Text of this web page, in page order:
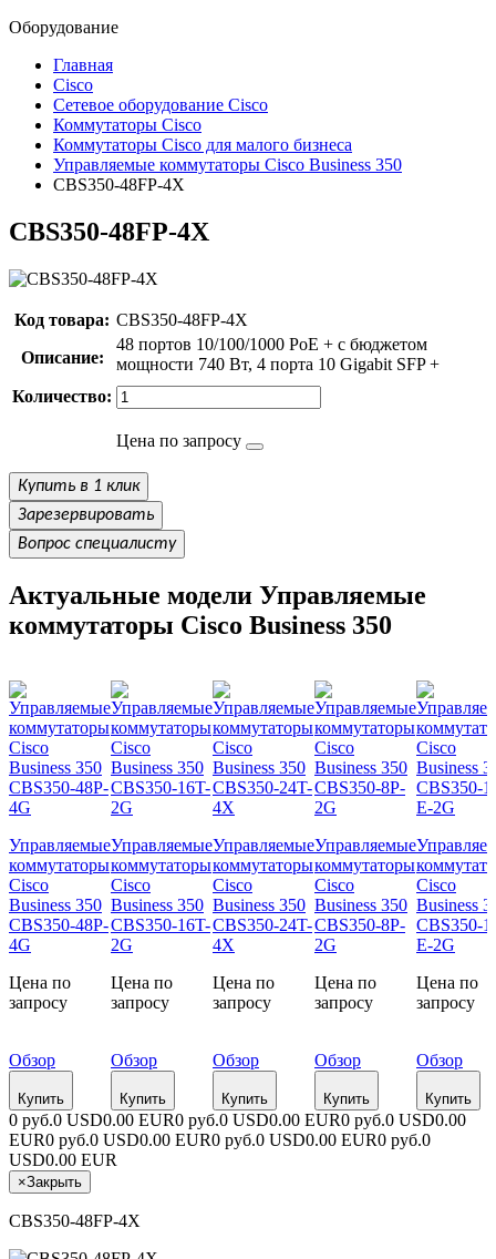
Оборудование
Главная
Cisco
Сетевое оборудование Cisco
Коммутаторы Cisco
Коммутаторы Cisco для малого бизнеса
Управляемые коммутаторы Cisco Business 350
CBS350-48FP-4X
CBS350-48FP-4X
Код товара: CBS350-48FP-4X
Описание:
48 портов 10/100/1000 PoE + с бюджетом
мощности 740 Вт, 4 порта 10 Gigabit SFP +
Количество:
Цена по запросу
Купить в 1 клик
Зарезервировать
Вопрос специалисту
Актуальные модели Управляемые
коммутаторы Cisco Business 350
Управляемые
коммутаторы
Cisco
Business 350
CBS350-48P-
4G
Цена по
запросу
Обзор
Купить
Управляемые
коммутаторы
Cisco
Business 350
CBS350-16T-
2G
Цена по
запросу
Обзор
Купить
Управляемые
коммутаторы
Cisco
Business 350
CBS350-24T-
4X
Цена по
запросу
Обзор
Купить
Управляемые
коммутаторы
Cisco
Business 350
CBS350-8P-
2G
Цена по
запросу
Обзор
Купить
Cisco
Business
CBS350-
E-2G
Цена по
запросу
Обзор
Купить
0 руб.0 USD0.00 EUR0 руб.0 USD0.00 EUR0 руб.0 USD0.00
EUR0 руб.0 USD0.00 EUR0 руб.0 USD0.00 EUR0 руб.0
USD0.00 EUR
×Закрыть
CBS350-48FP-4X